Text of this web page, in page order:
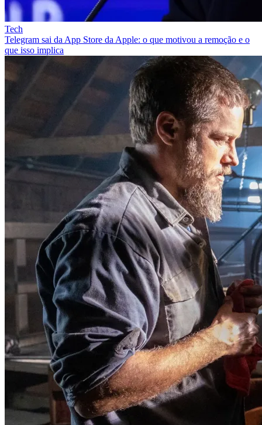
Tech
Telegram sai da App Store da Apple: o que motivou a remoção e o
que isso implica